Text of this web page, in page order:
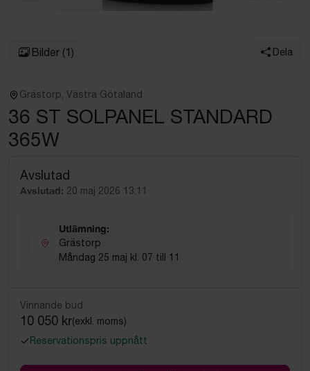
Bilder (1) Dela
Grästorp, Västra Götaland
36 ST SOLPANEL STANDARD
365W
Avslutad
Avslutad: 20 maj 2026 13:11
Utlämning:
Grästorp
Måndag 25 maj kl. 07 till 11
Vinnande bud
10 050 kr(exkl. moms)
Reservationspris uppnått